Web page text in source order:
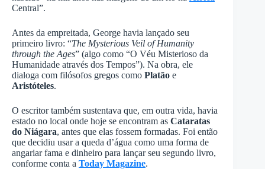
Central”.
Antes da empreitada, George havia lançado seu
primeiro livro: “The Mysterious Veil of Humanity
through the Ages” (algo como “O Véu Misterioso da
Humanidade através dos Tempos”). Na obra, ele
dialoga com filósofos gregos como Platão e
Aristóteles.
O escritor também sustentava que, em outra vida, havia
estado no local onde hoje se encontram as Cataratas
do Niágara, antes que elas fossem formadas. Foi então
que decidiu usar a queda d’água como uma forma de
angariar fama e dinheiro para lançar seu segundo livro,
conforme conta a Today Magazine.